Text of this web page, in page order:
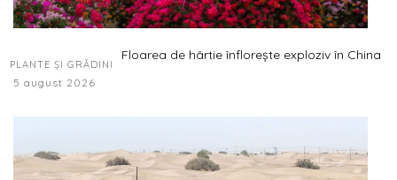
PLANTE ȘI GRĂDINI
Floarea de hârtie înflorește exploziv în China
5 august 2026